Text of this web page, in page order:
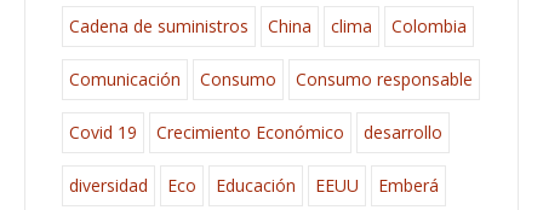
Cadena de suministros China clima Colombia
Comunicación Consumo Consumo responsable
Covid 19 Crecimiento Económico desarrollo
diversidad Eco Educación EEUU Emberá